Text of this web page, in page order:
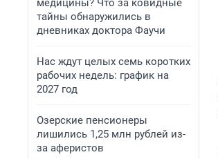
медицины? Что за ковидные
тайны обнаружились в
дневниках доктора Фаучи
Нас ждут целых семь коротких
рабочих недель: график на
2027 год
Озерские пенсионеры
лишились 1,25 млн рублей из-
за аферистов